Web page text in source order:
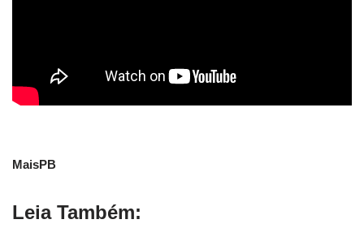
MaisPB
Leia Também: